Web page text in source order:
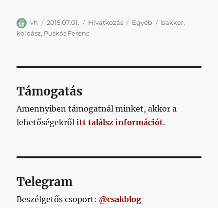
Szerző
vh Közzétéve
2015.07.01. Forma
Hivatkozás Kategória
Egyéb Címke
bakker,
kolbász, Puskás Ferenc
Támogatás
Amennyiben támogatnál minket, akkor a
lehetőségekrőlitt találsz információt.
Telegram
Beszélgetős csoport: @csakblog